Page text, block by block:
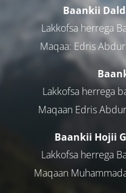
Baankii
Lakkofsa herrega
Maqaa: Edris
Lakkofsa herrega
Maqaan Edris
Baankii Hojii
Lakkofsa herrega
Maqaan